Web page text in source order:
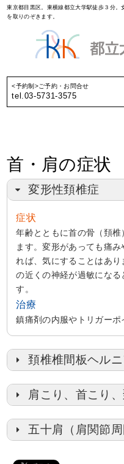
東京都目黒区。東横線都立大学駅徒歩３分
を取りのぞきます。
<予約制>ご予約・お問合せ
tel.03-5731-3575
首・肩の症状
変形性頚椎症
症状
年齢とともに首の骨（頚
ます。変形があっても痛
れば、気にすることはあ
の近くの神経が過敏にな
す。
治療
鎮痛剤の内服やトリガーポ
頚椎椎間板ヘル
肩こり、首こり
五十肩（肩関節周